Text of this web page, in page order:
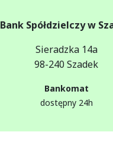
Bank Spółdzielczy w
Sieradzka 14a
98-240 Szadek
Bankomat
dostępny 24h